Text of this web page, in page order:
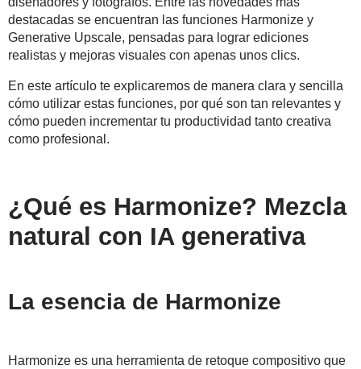
destacadas se encuentran las funciones Harmonize y
Generative Upscale, pensadas para lograr ediciones
realistas y mejoras visuales con apenas unos clics.
En este artículo te explicaremos de manera clara y sencilla
cómo utilizar estas funciones, por qué son tan relevantes y
cómo pueden incrementar tu productividad tanto creativa
como profesional.
¿Qué es Harmonize? Mezcla
natural con IA generativa
La esencia de Harmonize
Harmonize es una herramienta de retoque compositivo que